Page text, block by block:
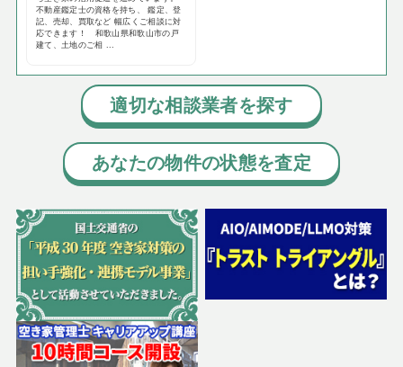
不動産鑑定士の資格を持ち、 鑑定、登
記、売却、買取など 幅広くご相談に対
応できます！ 和歌山県和歌山市の戸
建て、土地のご相 ...
適切な相談業者を探す
あなたの物件の状態を査定